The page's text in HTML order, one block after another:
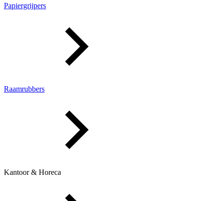
Papiergrijpers
Raamrubbers
Kantoor & Horeca